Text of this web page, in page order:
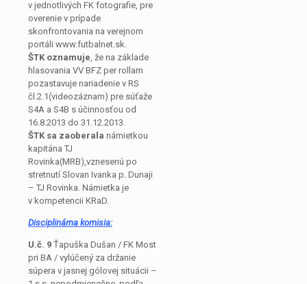
v jednotlivých FK fotografie, pre
overenie v prípade
skonfrontovania na verejnom
portáli www.futbalnet.sk.
ŠTK oznamuje, že na základe
hlasovania VV BFZ per rollam
pozastavuje nariadenie v RS
čl.2.1(videozáznam) pre súťaže
S4A a S4B s účinnosťou od
16.8.2013 do 31.12.2013.
ŠTK sa zaoberala námietkou
kapitána TJ
Rovinka(MRB),vznesenú po
stretnutí Slovan Ivanka p. Dunaji
– TJ Rovinka. Námietka je
v kompetencii KRaD.
Disciplinárna komisia:
U.č. 9 Ťapuška Dušan / FK Most
pri BA / vylúčený za držanie
súpera v jasnej gólovej situácii –